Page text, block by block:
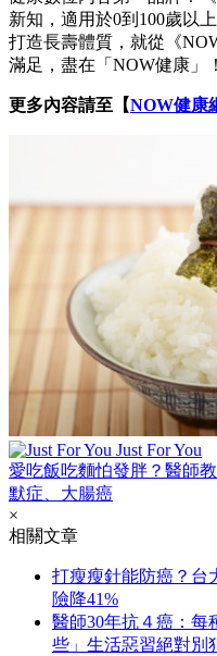
新知，適用於0到100歲以
打造長壽體質，就從《
滿足，盡在「NOW健康」！
更多內容請至【NOW健康
Just For You
愛吃飯吃麵怕發胖？醫師
默症、大腸癌
×
相關文章
打瘦瘦針能防癌？台
險降41%
醫師30年抗４癌：每
些」生活惡習絕對別